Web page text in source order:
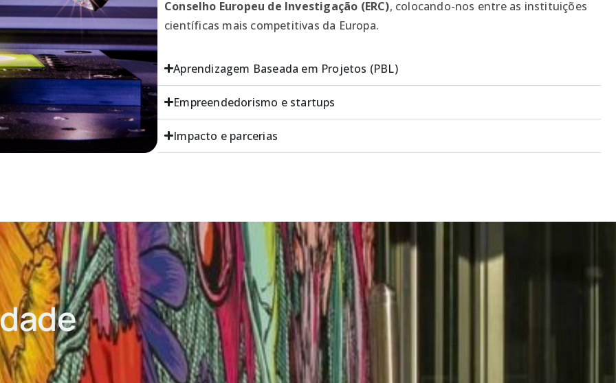
Conselho Europeu de Investigação (ERC), colocando-nos entre as instituições
científicas mais competitivas da Europa.
Aprendizagem Baseada em Projetos (PBL)
Empreendedorismo e startups
Impacto e parcerias